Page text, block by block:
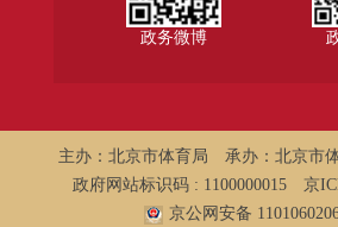
政务微博
主办：北京市体育局
承办：北京市
政府网站标识码 : 1100000015
京
京公网安备